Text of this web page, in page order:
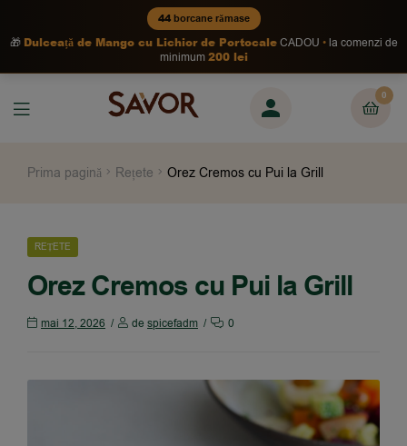
44borcane rămase
🎁 Dulceață de Mango cu Lichior de PortocaleCADOU
la comenzi de
minimum200 lei
0
Prima pagină Rețete Orez Cremos cu Pui la Grill
REȚETE
Orez Cremos cu Pui la Grill
mai 12, 2026 de spicefadm 0